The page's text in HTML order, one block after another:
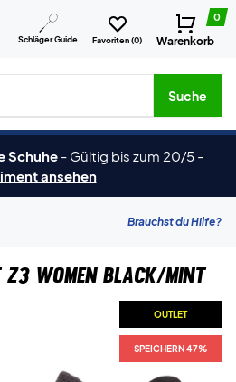
Schläger Guide Favoriten (0)
0
Warenkorb
Marken usw.
Suche
Schuhe - Gültig bis zum 20/5 -
ansehen
Brauchst du Hilfe?
Women Black/Mint
OUTLET
SPEICHERN 47%
OUTLET
SPEICHERN 47%
OUTLET
SPEICHERN 47%
OUTLET
SPEICHERN 47%
OUTLET
SPEICHERN 47%
OUTLET
SPEICHERN 47%